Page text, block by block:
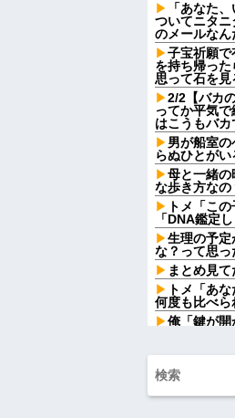
「あなた
ついてニタ
のメールな
子宝祈願で
を持ち帰っ
思って石を
2/2【バカ
ってか平気
はこうもバカ
男が船室
らぬひとが
母と一緒の
な歩き方なの
トメ「こ
「DNA鑑定
生理の予定
な？って思っ
まとめ見
トメ「あ
何度も比べ
俺「鍵が
従妹が現行
っこ」をして
姉「下着
が寝ている間